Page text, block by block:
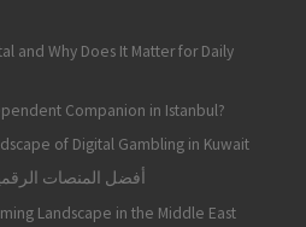
and Why Does It Matter for Daily
Companion in Istanbul?
of Digital Gambling in Kuwait
أفضل المنصات
Landscape in the Middle East